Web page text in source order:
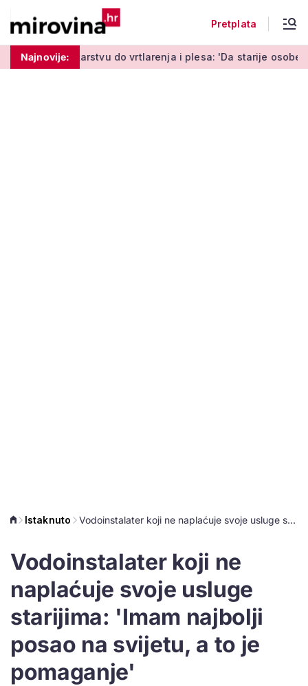
Pretplata
Najnovije:
do vrtlarenja i plesa: 'Da starije osobe ne ostavimo
Istaknuto Vodoinstalater koji ne naplaćuje svoje usluge starijima: 'Imam najbolji posao na svijetu, a to je pomaganje'
Vodoinstalater koji ne
naplaćuje svoje usluge
starijima: 'Imam najbolji
posao na svijetu, a to je
pomaganje'